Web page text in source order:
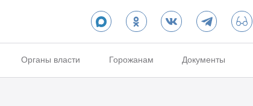
Органы власти Горожанам Документы